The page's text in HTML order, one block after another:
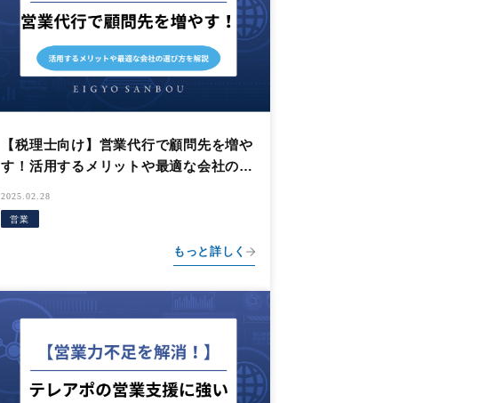
【税理士向け】営業代行で顧問先を増や
す！活用するメリットや最適な会社の選
2025.02.28
営業
もっと詳しく